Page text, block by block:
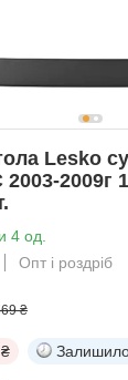
Lesko
2009г
4 од.
Опт і роздріб
₴